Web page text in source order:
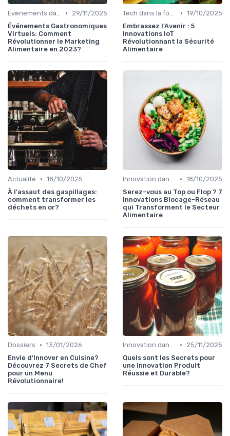
Évènements dans la food •
29/11/2025
Événements Gastronomiques
Virtuels: Comment
Révolutionner le Marketing
Alimentaire en 2023?
Tech dans la food • 19/10/2025
Embrassez l'Avenir : 5
Innovations IoT
Révolutionnant la Sécurité
Alimentaire
Actualité • 18/10/2025
À l'assaut des gaspillages:
comment transformer les
déchets en or?
Innovation dans la food • 18/10/2025
Serez-vous au Top ou Flop ? 7
Innovations Blocage-Réseau
qui Transforment le Secteur
Alimentaire
Dossiers • 13/01/2026
Envie d'Innover en Cuisine?
Découvrez 7 Secrets de Chef
pour un Menu
Révolutionnaire!
Innovation dans la food •
25/11/2025
Quels sont les Secrets pour
une Innovation Produit
Réussie et Durable?